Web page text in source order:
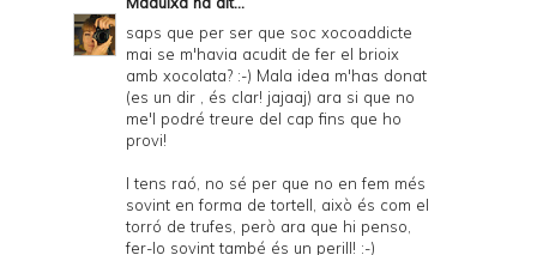
saps que per ser que soc xocoaddicte
mai se m'havia acudit de fer el brioix
amb xocolata? :-) Mala idea m'has donat
(es un dir , és clar! jajaaj) ara si que no
me'l podré treure del cap fins que ho
provi!
I tens raó, no sé per que no en fem més
sovint en forma de tortell, això és com el
torró de trufes, però ara que hi penso,
fer-lo sovint també és un perill! :-)